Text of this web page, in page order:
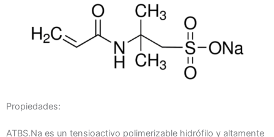
Propiedades:
ATBS.Na es un tensioactivo polimerizable hidrófilo y altamente